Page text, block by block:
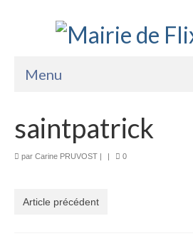
Menu
La Mairie
Services
saintpatrick
par Carine PRUVOST | | 0
Article précédent